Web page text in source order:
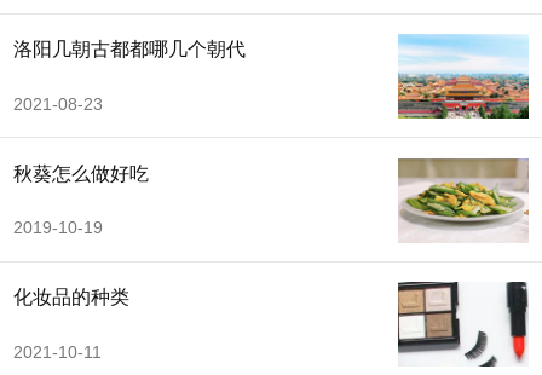
洛阳几朝古都都哪几个朝代
2021-08-23
秋葵怎么做好吃
2019-10-19
化妆品的种类
2021-10-11